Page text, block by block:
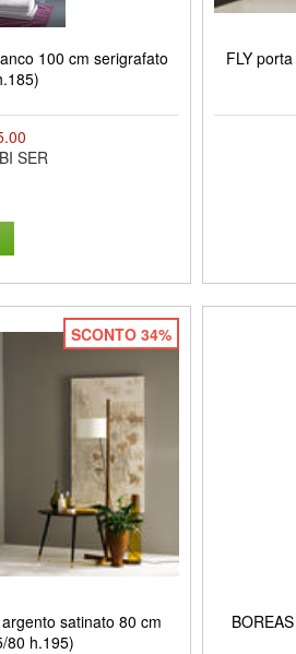
100 cm serigrafato
SER
FLY
SCONTO 34%
satinato 80 cm
80 h.195)